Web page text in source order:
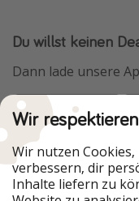
Du willst keinen
Dann lade unsere
Urlaubspiraten ist
Unsere Märkte
Wir
Wir nutzen
verbessern, dir
Inhalte liefern zu